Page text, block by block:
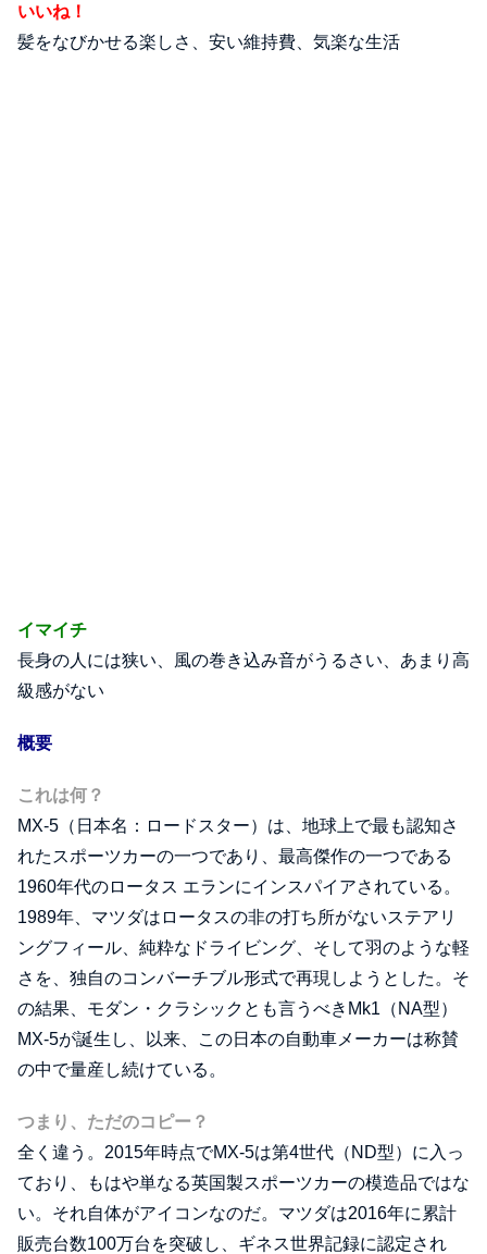
いいね！
髪をなびかせる楽しさ、安い維持費、気楽な生活
イマイチ
長身の人には狭い、風の巻き込み音がうるさい、あまり高
級感がない
概要
これは何？
MX-5（日本名：ロードスター）は、地球上で最も認知さ
れたスポーツカーの一つであり、最高傑作の一つである
1960年代のロータス エランにインスパイアされている。
1989年、マツダはロータスの非の打ち所がないステアリ
ングフィール、純粋なドライビング、そして羽のような軽
さを、独自のコンバーチブル形式で再現しようとした。そ
の結果、モダン・クラシックとも言うべきMk1（NA型）
MX-5が誕生し、以来、この日本の自動車メーカーは称賛
の中で量産し続けている。
つまり、ただのコピー？
全く違う。2015年時点でMX-5は第4世代（ND型）に入っ
ており、もはや単なる英国製スポーツカーの模造品ではな
い。それ自体がアイコンなのだ。マツダは2016年に累計
販売台数100万台を突破し、ギネス世界記録に認定され